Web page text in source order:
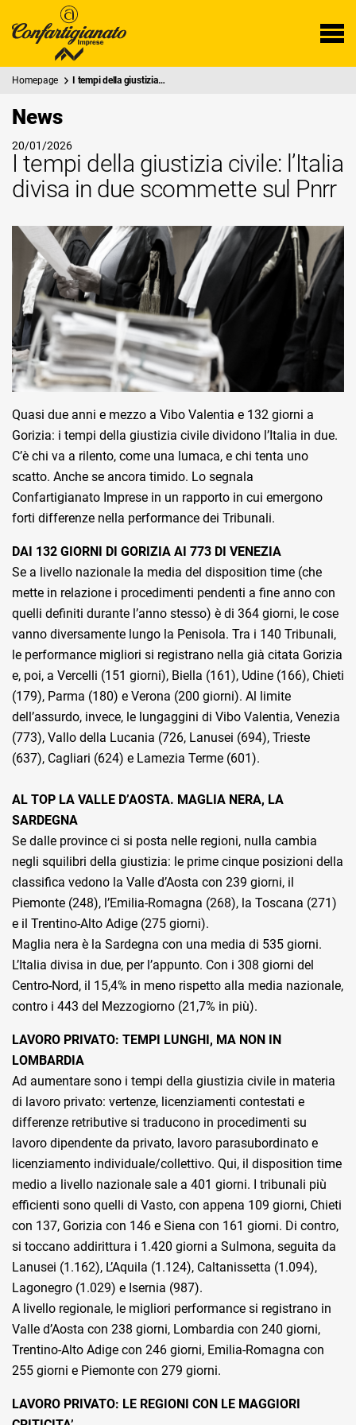
Homepage I tempi della giustizia…
News
20/01/2026
I tempi della giustizia civile: l’Italia
divisa in due scommette sul Pnrr
Quasi due anni e mezzo a Vibo Valentia e 132 giorni a
Gorizia: i tempi della giustizia civile dividono l’Italia in due.
C’è chi va a rilento, come una lumaca, e chi tenta uno
scatto. Anche se ancora timido. Lo segnala
Confartigianato Imprese in un rapporto in cui emergono
forti differenze nella performance dei Tribunali.
DAI 132 GIORNI DI GORIZIA AI 773 DI VENEZIA
Se a livello nazionale la media del disposition time (che
mette in relazione i procedimenti pendenti a fine anno con
quelli definiti durante l’anno stesso) è di 364 giorni, le cose
vanno diversamente lungo la Penisola. Tra i 140 Tribunali,
le performance migliori si registrano nella già citata Gorizia
e, poi, a Vercelli (151 giorni), Biella (161), Udine (166), Chieti
(179), Parma (180) e Verona (200 giorni). Al limite
dell’assurdo, invece, le lungaggini di Vibo Valentia, Venezia
(773), Vallo della Lucania (726, Lanusei (694), Trieste
(637), Cagliari (624) e Lamezia Terme (601).
AL TOP LA VALLE D’AOSTA. MAGLIA NERA, LA
SARDEGNA
Se dalle province ci si posta nelle regioni, nulla cambia
negli squilibri della giustizia: le prime cinque posizioni della
classifica vedono la Valle d’Aosta con 239 giorni, il
Piemonte (248), l’Emilia-Romagna (268), la Toscana (271)
e il Trentino-Alto Adige (275 giorni).
Maglia nera è la Sardegna con una media di 535 giorni.
L’Italia divisa in due, per l’appunto. Con i 308 giorni del
Centro-Nord, il 15,4% in meno rispetto alla media nazionale,
contro i 443 del Mezzogiorno (21,7% in più).
LAVORO PRIVATO: TEMPI LUNGHI, MA NON IN
LOMBARDIA
Ad aumentare sono i tempi della giustizia civile in materia
di lavoro privato: vertenze, licenziamenti contestati e
differenze retributive si traducono in procedimenti su
lavoro dipendente da privato, lavoro parasubordinato e
licenziamento individuale/collettivo. Qui, il disposition time
medio a livello nazionale sale a 401 giorni. I tribunali più
efficienti sono quelli di Vasto, con appena 109 giorni, Chieti
con 137, Gorizia con 146 e Siena con 161 giorni. Di contro,
si toccano addirittura i 1.420 giorni a Sulmona, seguita da
Lanusei (1.162), L’Aquila (1.124), Caltanissetta (1.094),
Lagonegro (1.029) e Isernia (987).
A livello regionale, le migliori performance si registrano in
Valle d’Aosta con 238 giorni, Lombardia con 240 giorni,
Trentino-Alto Adige con 246 giorni, Emilia-Romagna con
255 giorni e Piemonte con 279 giorni.
LAVORO PRIVATO: LE REGIONI CON LE MAGGIORI